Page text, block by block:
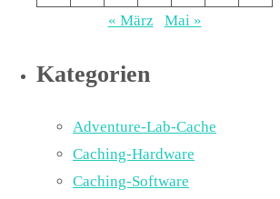
« März
Mai »
Kategorien
Adventure-Lab-Cache
Caching-Hardware
Caching-Software